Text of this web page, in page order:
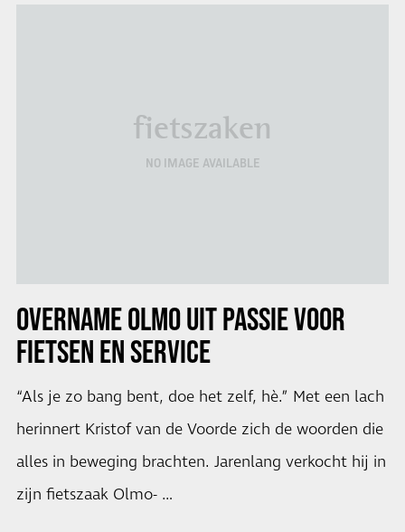
fietszaken
NO IMAGE AVAILABLE
OVERNAME OLMO UIT PASSIE VOOR
FIETSEN EN SERVICE
“Als je zo bang bent, doe het zelf, hè.” Met een lach
herinnert Kristof van de Voorde zich de woorden die
alles in beweging brachten. Jarenlang verkocht hij in
zijn fietszaak Olmo- …